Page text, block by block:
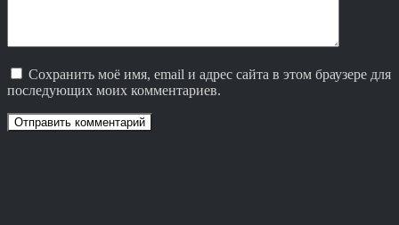
Сохранить моё имя, email и адрес сайта в этом браузере для
последующих моих комментариев.